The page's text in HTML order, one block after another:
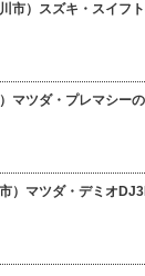
市）スズキ・スイフ
マツダ・プレマシー
）マツダ・デミオ